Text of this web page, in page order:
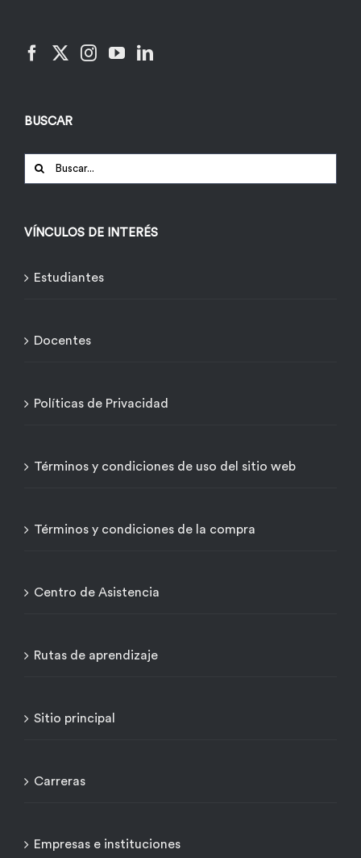
BUSCAR
Buscar:
VÍNCULOS DE INTERÉS
Estudiantes
Docentes
Políticas de Privacidad
Términos y condiciones de uso del sitio web
Términos y condiciones de la compra
Centro de Asistencia
Rutas de aprendizaje
Sitio principal
Carreras
Empresas e instituciones